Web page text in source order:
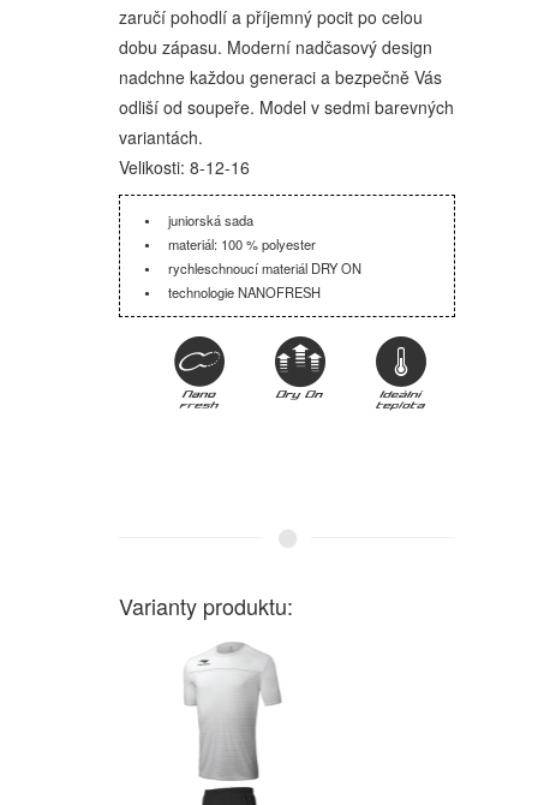
zaručí pohodlí a příjemný pocit po celou
dobu zápasu. Moderní nadčasový design
nadchne každou generaci a bezpečně Vás
odliší od soupeře. Model v sedmi barevných
variantách.
Velikosti: 8-12-16
juniorská sada
materiál: 100 % polyester
rychleschnoucí materiál DRY ON
technologie NANOFRESH
Varianty produktu: